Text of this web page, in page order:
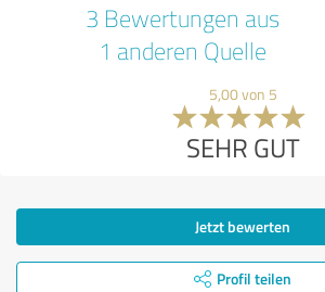
3 Bewertungen aus
1 anderen Quelle
5,00 von 5
SEHR GUT
Jetzt bewerten
Profil teilen